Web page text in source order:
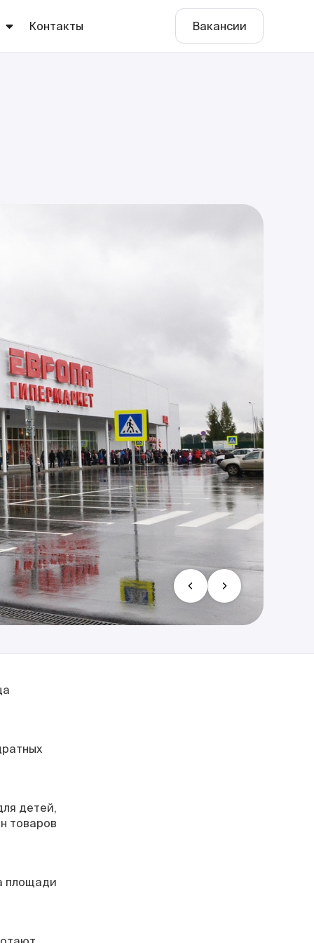
Контакты Вакансии
детей,
товаров
площади